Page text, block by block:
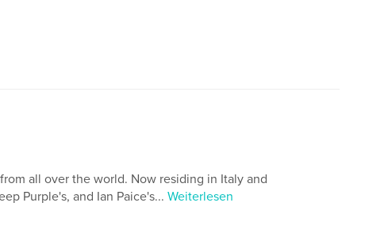
all over the world. Now residing in Italy and
Purple's, and Ian Paice's... Weiterlesen